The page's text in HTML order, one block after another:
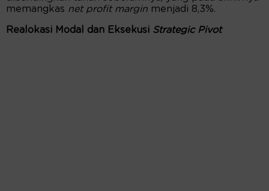
memangkas net profit margin menjadi 8,3%.
Realokasi Modal dan Eksekusi Strategic Pivot